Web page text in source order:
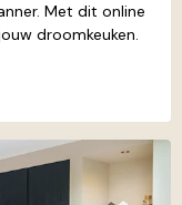
Met dit online
droomkeuken.